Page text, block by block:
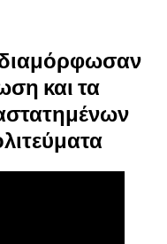
και τα